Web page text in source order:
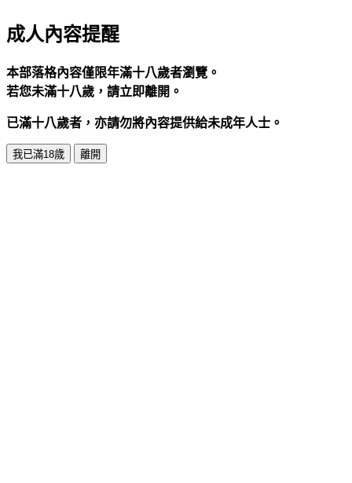
成人內容提醒
本部落格內容僅限年滿十八歲者瀏覽。
若您未滿十八歲，請立即離開。
已滿十八歲者，亦請勿將內容提供給未成年人士。
我已滿18歲 離開